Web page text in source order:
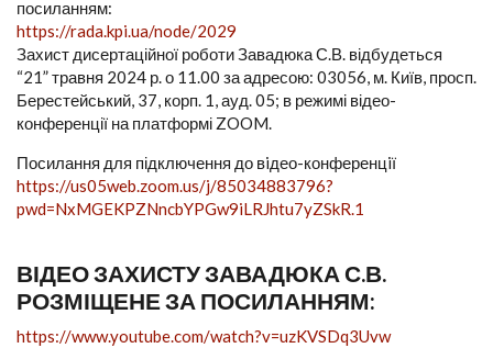
посиланням:
https://rada.kpi.ua/node/2029
Захист дисертаційної роботи Завадюка С.В. відбудеться
“21” травня 2024 р. о 11.00 за адресою: 03056, м. Київ, просп.
Берестейський, 37, корп. 1, ауд. 05; в режимі відео-
конференції на платформі ZOOM.
Посилання для підключення до вiдео-конференцiї
https://us05web.zoom.us/j/85034883796?
pwd=NxMGEKPZNncbYPGw9iLRJhtu7yZSkR.1
ВІДЕО ЗАХИСТУ ЗАВАДЮКА С.В.
РОЗМІЩЕНЕ ЗА ПОСИЛАННЯМ:
https://www.youtube.com/watch?v=uzKVSDq3Uvw